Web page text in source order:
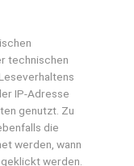
technischen
IP-Adresse
genutzt. Zu
die
werden, wann
werden.